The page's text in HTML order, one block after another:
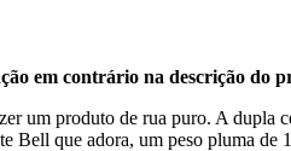
em contrário na descrição do
um produto de rua puro. A
Bell que adora, um peso pluma de